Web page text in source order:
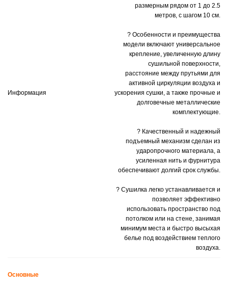
Информация
размерным рядом от 1 до 2.5
метров, с шагом 10 см.
? Особенности и преимущества
модели включают универсальное
крепление, увеличенную длину
сушильной поверхности,
расстояние между прутьями для
активной циркуляции воздуха и
ускорения сушки, а также прочные и
долговечные металлические
комплектующие.
? Качественный и надежный
подъемный механизм сделан из
ударопрочного материала, а
усиленная нить и фурнитура
обеспечивают долгий срок службы.
? Сушилка легко устанавливается и
позволяет эффективно
использовать пространство под
потолком или на стене, занимая
минимум места и быстро высыхая
белье под воздействием теплого
воздуха.
Основные